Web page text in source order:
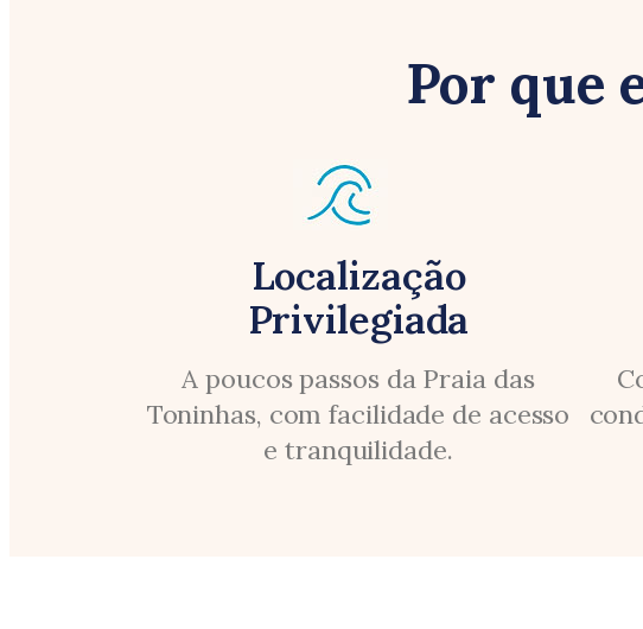
Por que
Localização
Privilegiada​
A poucos passos da Praia das
Toninhas, com facilidade de acesso
e tranquilidade.